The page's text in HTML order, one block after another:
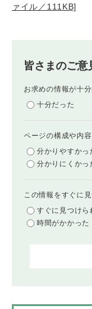
ァイル／111KB]
皆さまのご意
お求めの情報が十
十分だった
ページの構成や内
分かりやすかっ
分かりにくかっ
この情報をすぐに
すぐに見つけら
時間がかかった